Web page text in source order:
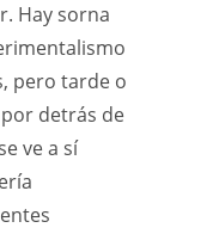
Hay sorna
pero tarde o
detrás de
ve a sí